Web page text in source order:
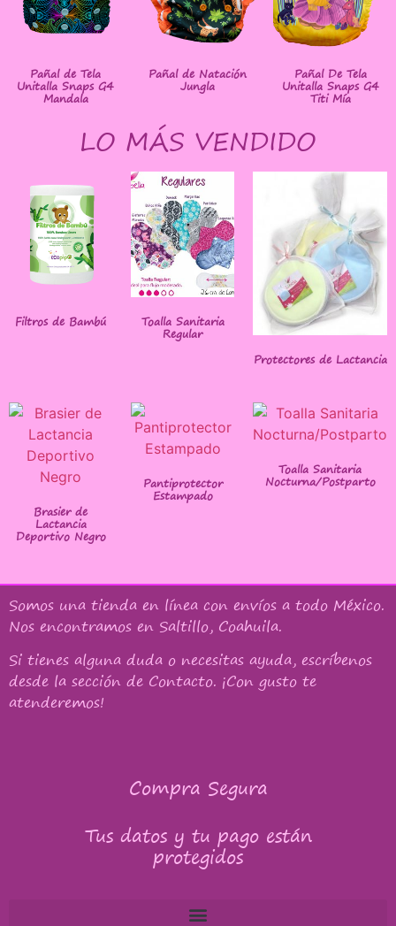
Pañal de Tela
Unitalla Snaps G4
Mandala
Pañal de Natación
Jungla
Pañal De Tela
Unitalla Snaps G4
Titi Mía
LO MÁS VENDIDO
Filtros de Bambú Toalla Sanitaria
Regular
Protectores de Lactancia
Brasier de
Lactancia
Deportivo Negro
Pantiprotector
Estampado
Toalla Sanitaria
Nocturna/Postparto
Somos una tienda en línea con envíos a todo México.
Nos encontramos en Saltillo, Coahuila.
Si tienes alguna duda o necesitas ayuda, escríbenos
desde la sección de Contacto. ¡Con gusto te
atenderemos!
Compra Segura
Tus datos y tu pago están
protegidos